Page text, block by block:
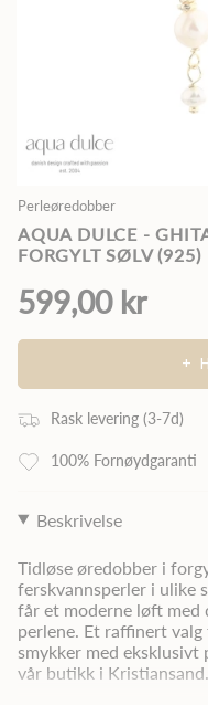
Perleøredobber
AQUA DULCE -
FORGYLT SØLV (925)
599,00 kr
+
Rask levering (3-7d)
100% Fornøydgaranti
Beskrivelse
Tidløse øredobber i
ferskvannsperler i ulike
får et moderne løft med
perlene. Et raffinert
smykker med eksklusivt
vår butikk i Kristiansand.